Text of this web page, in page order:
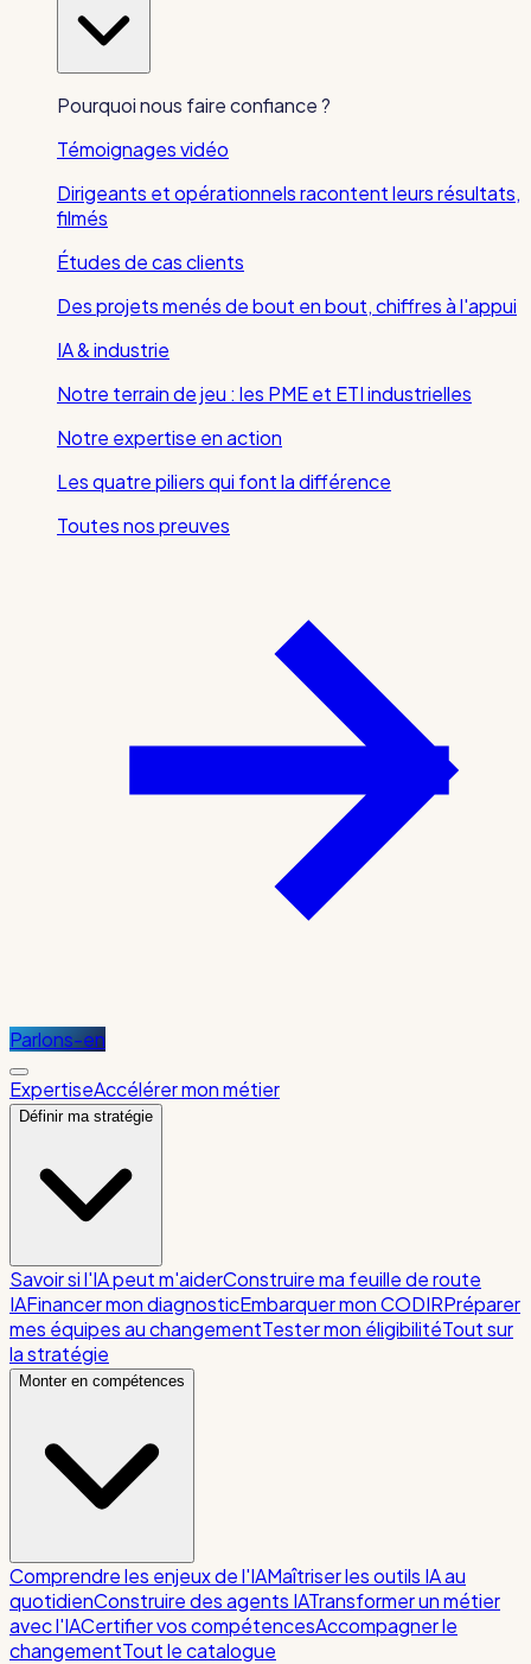
Pourquoi nous faire confiance ?
Témoignages vidéo
Dirigeants et opérationnels racontent leurs résultats,
filmés
Études de cas clients
Des projets menés de bout en bout, chiffres à l'appui
IA & industrie
Notre terrain de jeu : les PME et ETI industrielles
Notre expertise en action
Les quatre piliers qui font la différence
Toutes nos preuves
Parlons-en
ExpertiseAccélérer mon métier
Définir ma stratégie
Savoir si l'IA peut m'aiderConstruire ma feuille de route
IAFinancer mon diagnosticEmbarquer mon CODIRPréparer
mes équipes au changementTester mon éligibilitéTout sur
la stratégie
Monter en compétences
Comprendre les enjeux de l'IAMaîtriser les outils IA au
quotidienConstruire des agents IATransformer un métier
avec l'IACertifier vos compétencesAccompagner le
changementTout le catalogue